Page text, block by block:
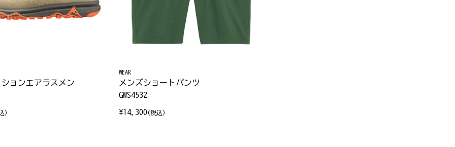
ョンエアラスメン
)
WEAR
メンズショートパンツ
GWS4532
¥14,300 (税込)